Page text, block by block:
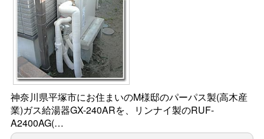
神奈川県平塚市にお住まいのM様邸のパーパス製(高木産
業)ガス給湯器GX-240ARを、リンナイ製のRUF-
A2400AG(…